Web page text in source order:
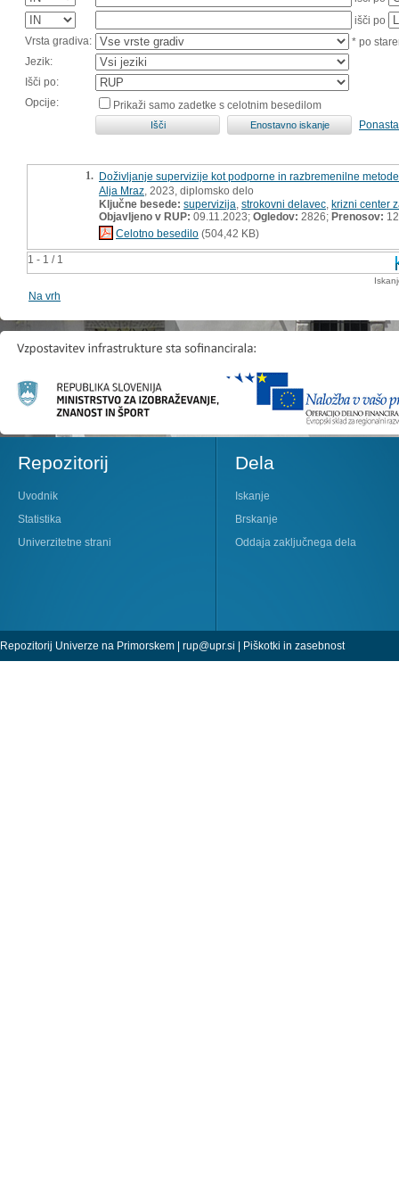
išči po
Vrsta gradiva:
* po
Jezik:
Išči po:
Opcije:
Prikaži samo zadetke s celotnim besedilom
1 - 1 / 1
1. Doživljanje supervizije kot podporne in razbremenilne
Alja Mraz , 2023, diplomsko delo
Ključne besede: supervizija strokovni delavec krizni center
Objavljeno v RUP: 09.11.2023; Ogledov: 2826; Prenosov:
Celotno besedilo (504,42 KB)
Na vrh
Repozitorij
Uvodnik
Statistika
Univerzitetne strani
Dela
Iskanje
Brskanje
Oddaja zaključnega dela
Repozitorij Univerze na Primorskem | rup@upr.si | Piškotki in zasebnost